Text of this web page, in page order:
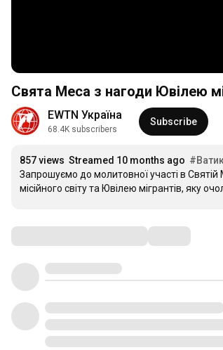
Свята Меса з нагоди Ювілею
EWTN Україна
68.4K subscribers
Subscribe
857 views Streamed 10 months ago
Запрошуємо до молитовної участі в Святій
місійного світу та Ювілею мігрантів, яку